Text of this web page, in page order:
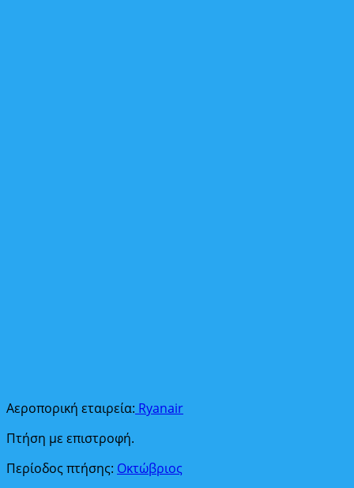
Αεροπορική εταιρεία: Ryanair
Πτήση με επιστροφή.
Περίοδος πτήσης: Οκτώβριος